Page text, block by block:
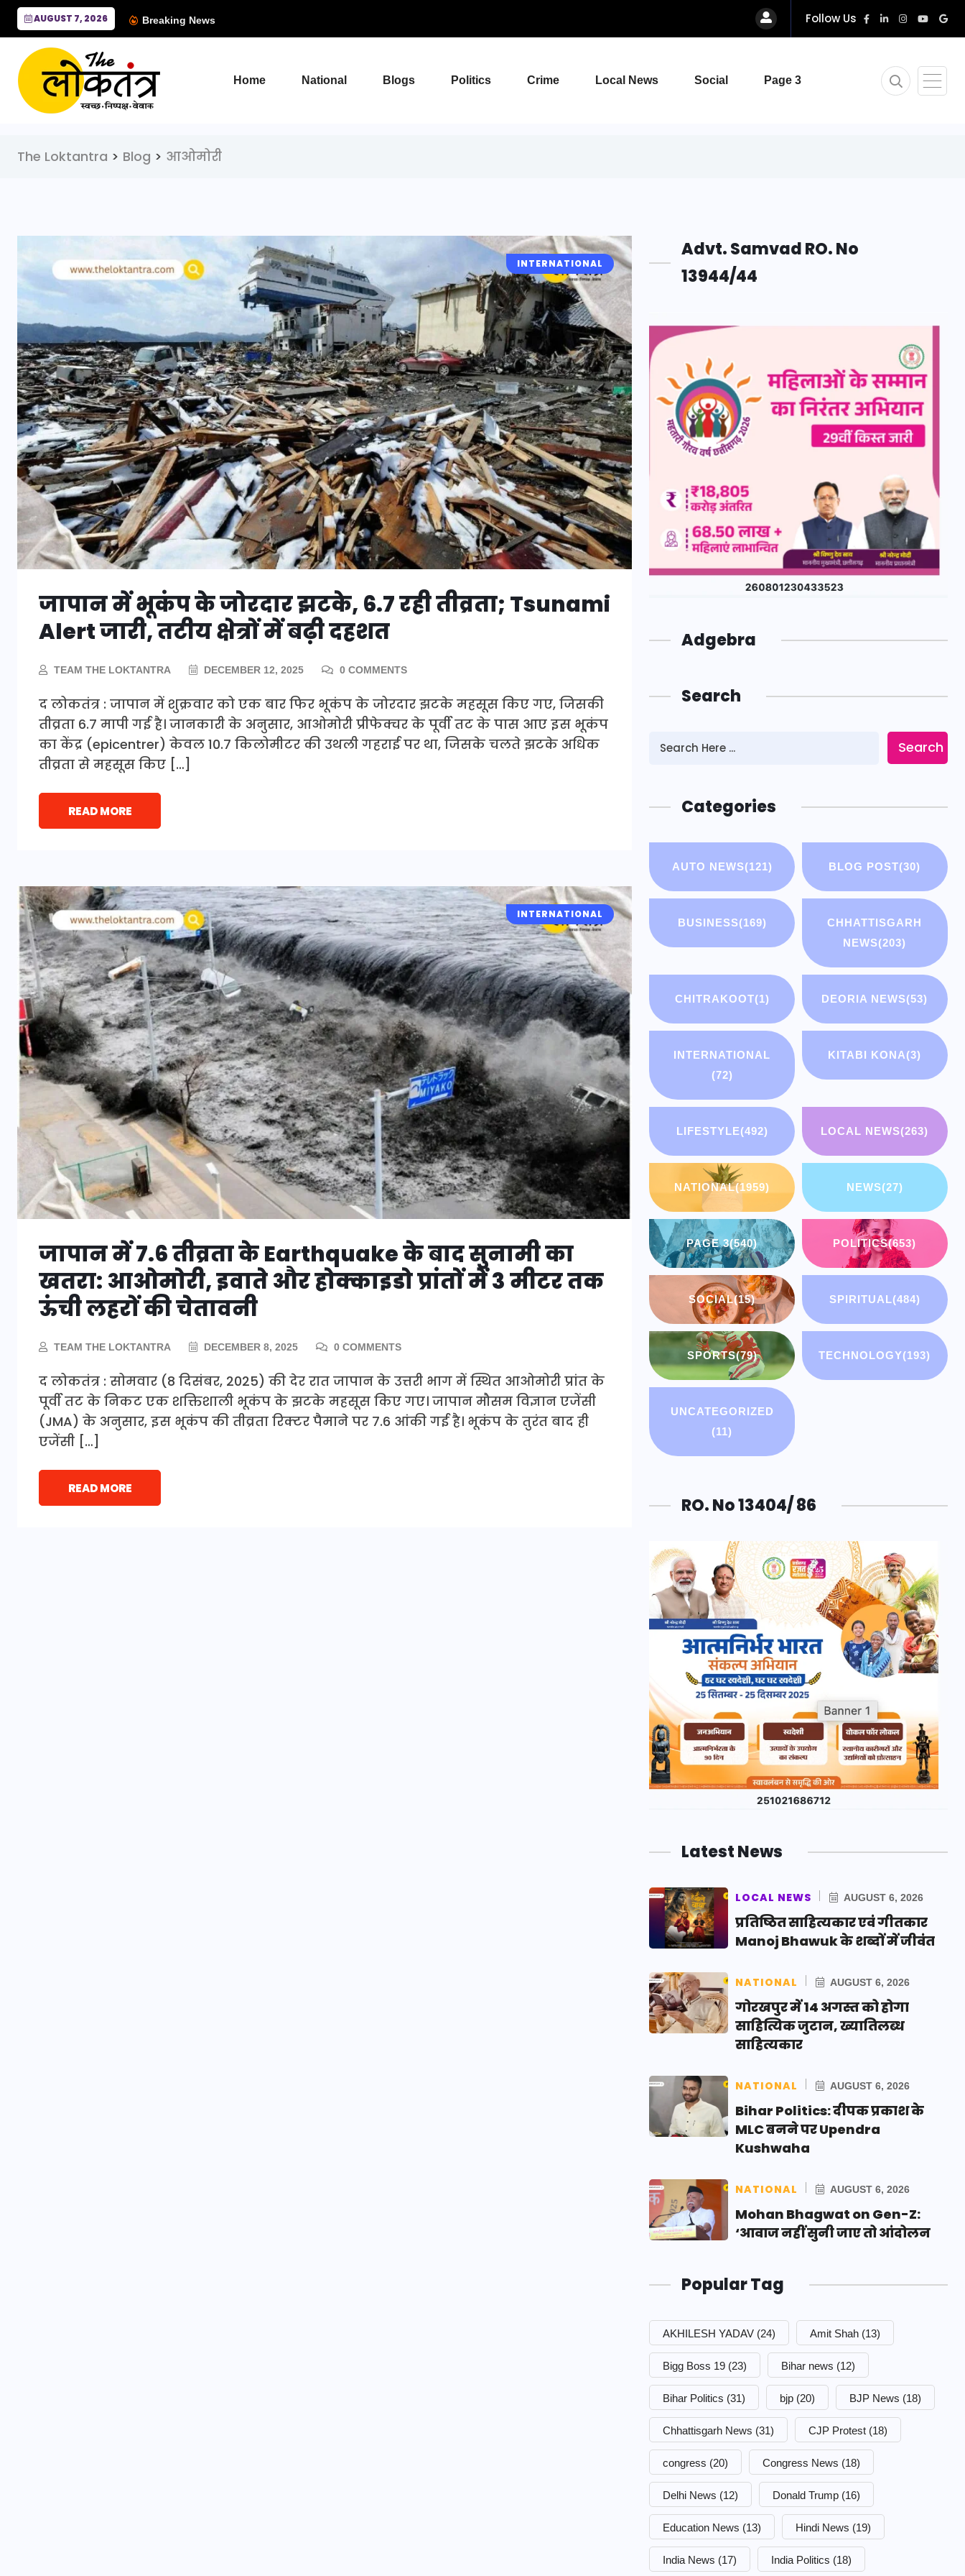
AUGUST 7, 2026 Breaking News Follow Us
Home National Blogs Politics Crime Local News Social Page 3
The Loktantra > Blog > आओमोरी
INTERNATIONAL
जापान में भूकंप के जोरदार झटके, 6.7 रही तीव्रता; Tsunami
Alert जारी, तटीय क्षेत्रों में बढ़ी दहशत
TEAM THE LOKTANTRA DECEMBER 12, 2025 0 COMMENTS
द लोकतंत्र : जापान में शुक्रवार को एक बार फिर भूकंप के जोरदार झटके महसूस किए गए, जिसकी
तीव्रता 6.7 मापी गई है। जानकारी के अनुसार, आओमोरी प्रीफेक्चर के पूर्वी तट के पास आए इस भूकंप
का केंद्र (epicentrer) केवल 10.7 किलोमीटर की उथली गहराई पर था, जिसके चलते झटके अधिक
तीव्रता से महसूस किए […]
READ MORE
INTERNATIONAL
जापान में 7.6 तीव्रता के Earthquake के बाद सुनामी का
खतरा: आओमोरी, इवाते और होक्काइडो प्रांतों में 3 मीटर तक
ऊंची लहरों की चेतावनी
TEAM THE LOKTANTRA DECEMBER 8, 2025 0 COMMENTS
द लोकतंत्र : सोमवार (8 दिसंबर, 2025) की देर रात जापान के उत्तरी भाग में स्थित आओमोरी प्रांत के
पूर्वी तट के निकट एक शक्तिशाली भूकंप के झटके महसूस किए गए। जापान मौसम विज्ञान एजेंसी
(JMA) के अनुसार, इस भूकंप की तीव्रता रिक्टर पैमाने पर 7.6 आंकी गई है। भूकंप के तुरंत बाद ही
एजेंसी […]
READ MORE
Advt. Samvad RO. No
13944/44
Adgebra
Search
Search
Categories
AUTO NEWS(121) BLOG POST(30)
BUSINESS(169)
CHHATTISGARH
NEWS(203)
CHITRAKOOT(1) DEORIA NEWS(53)
INTERNATIONAL
(72)
KITABI KONA(3)
LIFESTYLE(492) LOCAL NEWS(263)
NATIONAL(1959) NEWS(27)
PAGE 3(540) POLITICS(653)
SOCIAL(15) SPIRITUAL(484)
SPORTS(79) TECHNOLOGY(193)
UNCATEGORIZED
(11)
RO. No 13404/ 86
Latest News
LOCAL NEWS AUGUST 6, 2026
प्रतिष्ठित साहित्यकार एवं गीतकार
Manoj Bhawuk के शब्दों में जीवंत
NATIONAL AUGUST 6, 2026
गोरखपुर में 14 अगस्त को होगा
साहित्यिक जुटान, ख्यातिलब्ध
साहित्यकार
NATIONAL AUGUST 6, 2026
Bihar Politics: दीपक प्रकाश के
MLC बनने पर Upendra
Kushwaha
NATIONAL AUGUST 6, 2026
Mohan Bhagwat on Gen-Z:
‘आवाज नहीं सुनी जाए तो आंदोलन
Popular Tag
AKHILESH YADAV (24) Amit Shah (13)
Bigg Boss 19 (23) Bihar news (12)
Bihar Politics (31) bjp (20) BJP News (18)
Chhattisgarh News (31) CJP Protest (18)
congress (20) Congress News (18)
Delhi News (12) Donald Trump (16)
Education News (13) Hindi News (19)
India News (17) India Politics (18)